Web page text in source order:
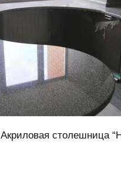
Акриловая столешница